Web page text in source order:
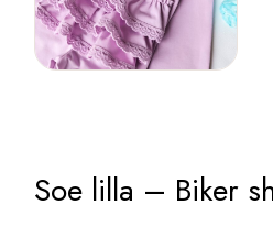
Soe lilla – Biker